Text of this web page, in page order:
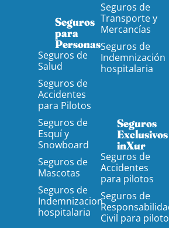
Seguros
para
Personas
Seguros de
Salud
Seguros de
Accidentes
para Pilotos
Seguros de
Esquí y
Snowboard
Seguros de
Mascotas
Seguros de
Indemnizacion
hospitalaria
Seguros de
Transporte y
Mercancías
Seguros de
Indemnización
hospitalaria
Seguros
Exclusivos
inXur
Seguros de
Accidentes
para pilotos
Seguros de
Civil para